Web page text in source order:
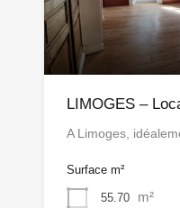
LIMOGES –
A Limoges,
Surface m²
55.70 m²